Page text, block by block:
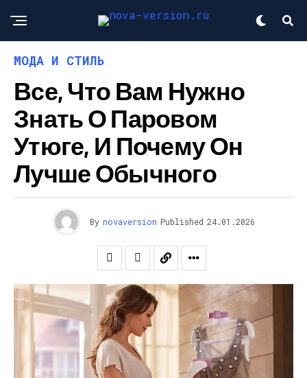
МОДА И СТИЛЬ
Все, Что Вам Нужно
Знать О Паровом
Утюге, И Почему Он
Лучше Обычного
By novaversion Published 24.01.2026